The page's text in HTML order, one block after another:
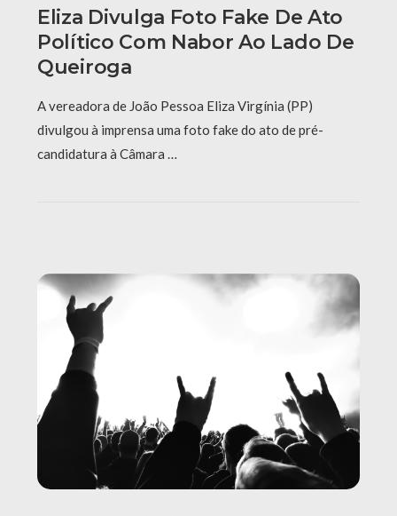
Eliza Divulga Foto Fake De Ato
Político Com Nabor Ao Lado De
Queiroga
A vereadora de João Pessoa Eliza Virgínia (PP)
divulgou à imprensa uma foto fake do ato de pré-
candidatura à Câmara …